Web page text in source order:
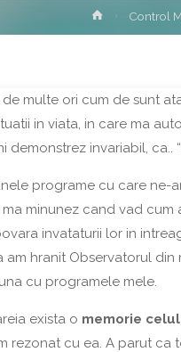
HomeControl
multe ori cum de sunt
in viata, in care ma
demonstrez invariabil, ca.. “
programe cu care ne-
minunez cand vad
invataturii lor in
am hranit Observatorul din
cu programele mele.
exista o memorie
cu ea. A parut ca